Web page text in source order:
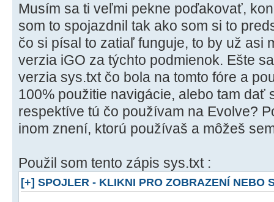
Musím sa ti veľmi pekne poďakovať,
som to spojazdnil tak ako som si to
čo si písal to zatiaľ funguje, to by už asi
verzia iGO za týchto podmienok. Ešte
verzia sys.txt čo bola na tomto fóre a
100% použitie navigácie, alebo tam dať
respektíve tú čo používam na Evolve?
inom znení, ktorú používaš a môžeš
Použil som tento zápis sys.txt :
[+] SPOJLER - KLIKNI PRO ZOBRAZENÍ NEBO